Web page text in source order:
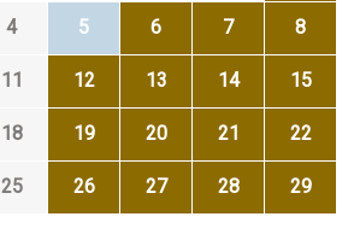
4 5 6 7 8
11 12 13 14 15
18 19 20 21 22
25 26 27 28 29